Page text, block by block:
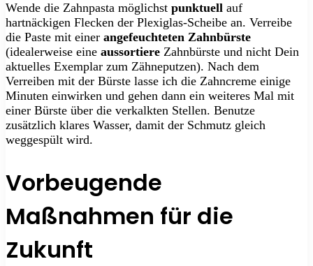
Wende die Zahnpasta möglichst punktuell auf
hartnäckigen Flecken der Plexiglas-Scheibe an. Verreibe
die Paste mit einer angefeuchteten Zahnbürste
(idealerweise eine aussortiere Zahnbürste und nicht Dein
aktuelles Exemplar zum Zähneputzen). Nach dem
Verreiben mit der Bürste lasse ich die Zahncreme einige
Minuten einwirken und gehen dann ein weiteres Mal mit
einer Bürste über die verkalkten Stellen. Benutze
zusätzlich klares Wasser, damit der Schmutz gleich
weggespült wird.
Vorbeugende
Maßnahmen für die
Zukunft